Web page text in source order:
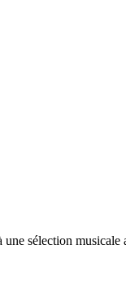
sélection musicale